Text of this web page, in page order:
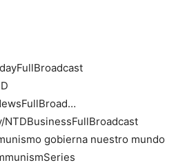
gobierna nuestro mundo